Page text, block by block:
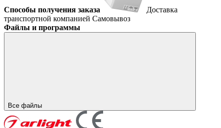
Способы получения заказа
Доставка
транспортной компанией Самовывоз
Файлы и программы
Все файлы